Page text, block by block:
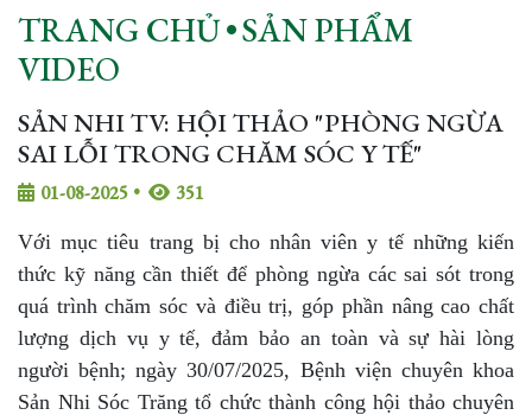
TRANG CHỦ•SẢN PHẨM
VIDEO
SẢN NHI TV: HỘI THẢO "PHÒNG NGỪA
SAI LỖI TRONG CHĂM SÓC Y TẾ"
01-08-2025 • 351
Với mục tiêu trang bị cho nhân viên y tế những kiến
thức kỹ năng cần thiết để phòng ngừa các sai sót trong
quá trình chăm sóc và điều trị, góp phần nâng cao chất
lượng dịch vụ y tế, đảm bảo an toàn và sự hài lòng
người bệnh; ngày 30/07/2025, Bệnh viện chuyên khoa
Sản Nhi Sóc Trăng tổ chức thành công hội thảo chuyên